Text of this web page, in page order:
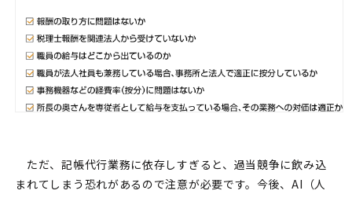
ただ、記帳代行業務に依存しすぎると、過当競争に飲み込
まれてしまう恐れがあるので注意が必要です。今後、AI（人